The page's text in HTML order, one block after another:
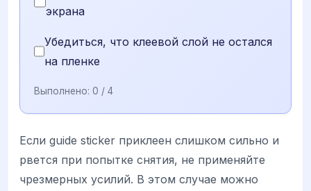
экрана
Убедиться, что клеевой слой не остался
на пленке
Выполнено: 0 / 4
Если guide sticker приклеен слишком сильно и
рвется при попытке снятия, не применяйте
чрезмерных усилий. В этом случае можно